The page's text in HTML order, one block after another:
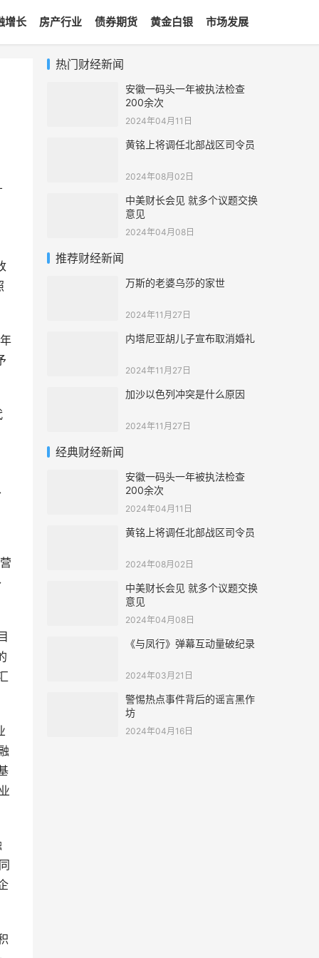
增长 房产行业 债券期货 黄金白银 市场发展
热门财经新闻
安徽一码头一年被执法检查
200余次
2024年04月11日
黄铭上将调任北部战区司令员
2024年08月02日
中美财长会见 就多个议题交换
意见
2024年04月08日
推荐财经新闻
万斯的老婆乌莎的家世
2024年11月27日
内塔尼亚胡儿子宣布取消婚礼
2024年11月27日
加沙以色列冲突是什么原因
2024年11月27日
经典财经新闻
安徽一码头一年被执法检查
200余次
2024年04月11日
黄铭上将调任北部战区司令员
2024年08月02日
中美财长会见 就多个议题交换
意见
2024年04月08日
《与凤行》弹幕互动量破纪录
2024年03月21日
警惕热点事件背后的谣言黑作
坊
2024年04月16日